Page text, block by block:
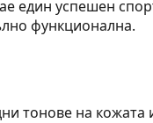
един успешен
функционална.
тонове на кожата